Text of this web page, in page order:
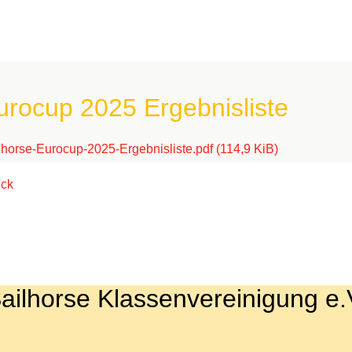
2025 Ergebnisliste
Eurocup-2025-Ergebnisliste.pdf (114,9 KiB)
Klassenvereinigung